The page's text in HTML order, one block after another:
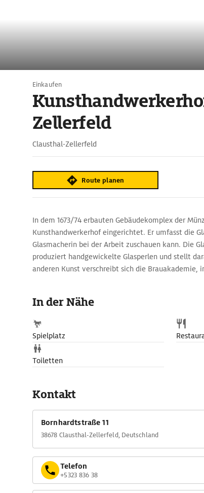
Einkaufen
Zellerfeld
Clausthal-Zellerfeld
Route planen
In dem 1673/74 erbauten Gebäudekomplex der
Kunsthandwerkerhof eingerichtet. Er umfasst die
Glasmacherin bei der Arbeit zuschauen kann. Die
produziert handgewickelte Glasperlen und stellt
anderen Kunst verschreibt sich die Brauakademie,
die Brauergebnisse kosten aber aauch
In der Nähe
Spielplatz
Toiletten
Kontakt
Bornhardtstraße 11
38678 Clausthal-Zellerfeld, Deutschland
Telefon
+5323 836 38